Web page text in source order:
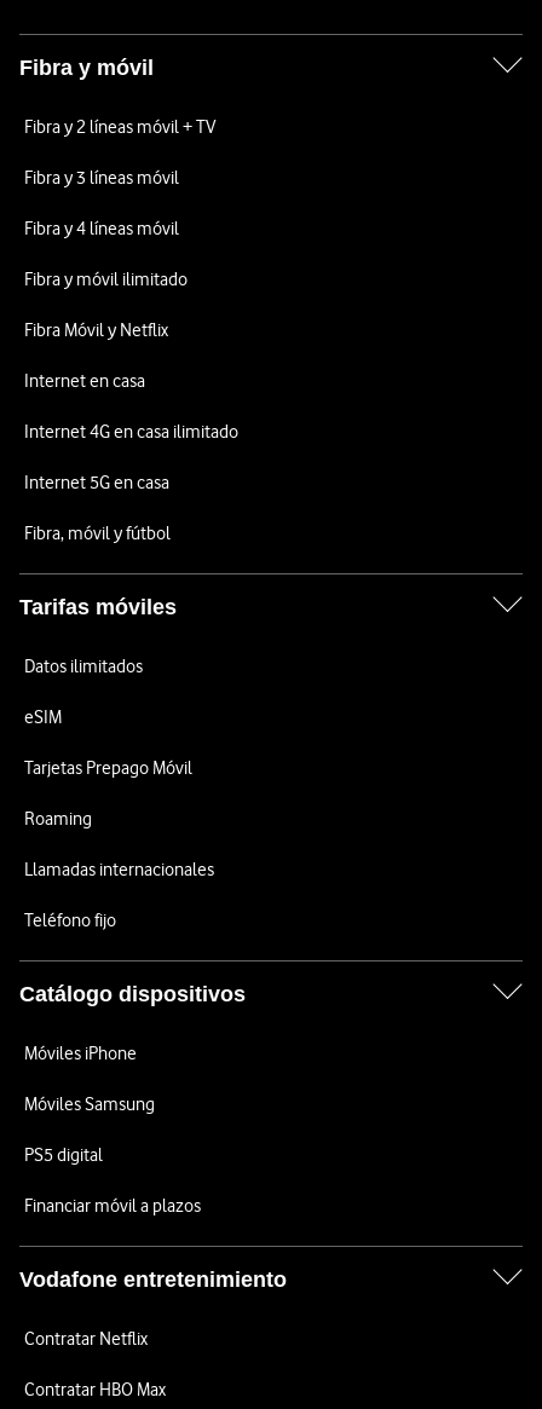
Fibra y móvil
Fibra y 2 líneas móvil + TV
Fibra y 3 líneas móvil
Fibra y 4 líneas móvil
Fibra y móvil ilimitado
Fibra Móvil y Netflix
Internet en casa
Internet 4G en casa ilimitado
Internet 5G en casa
Fibra, móvil y fútbol
Tarifas móviles
Datos ilimitados
eSIM
Tarjetas Prepago Móvil
Roaming
Llamadas internacionales
Teléfono fijo
Catálogo dispositivos
Móviles iPhone
Móviles Samsung
PS5 digital
Financiar móvil a plazos
Vodafone entretenimiento
Contratar Netflix
Contratar HBO Max